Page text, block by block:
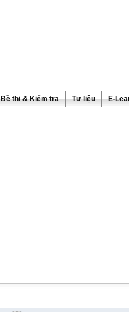
Đề thi & Kiểm tra Tư liệu E-